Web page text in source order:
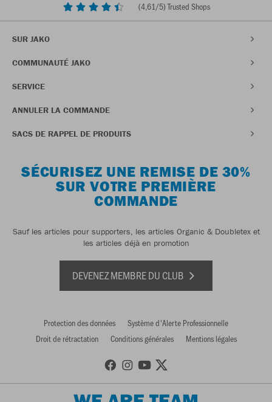
(4,61/5) Trusted Shops
SUR JAKO
COMMUNAUTÉ JAKO
SERVICE
ANNULER LA COMMANDE
SACS DE RAPPEL DE PRODUITS
SÉCURISEZ UNE REMISE DE 30%
SUR VOTRE PREMIÈRE
COMMANDE
Sauf les articles pour supporters, les articles Organic & Doubletex et
les articles déjà en promotion
DEVENEZ MEMBRE DU CLUB
Protection des données
Système d'Alerte Professionnelle
Droit de rétractation
Conditions générales Mentions légales